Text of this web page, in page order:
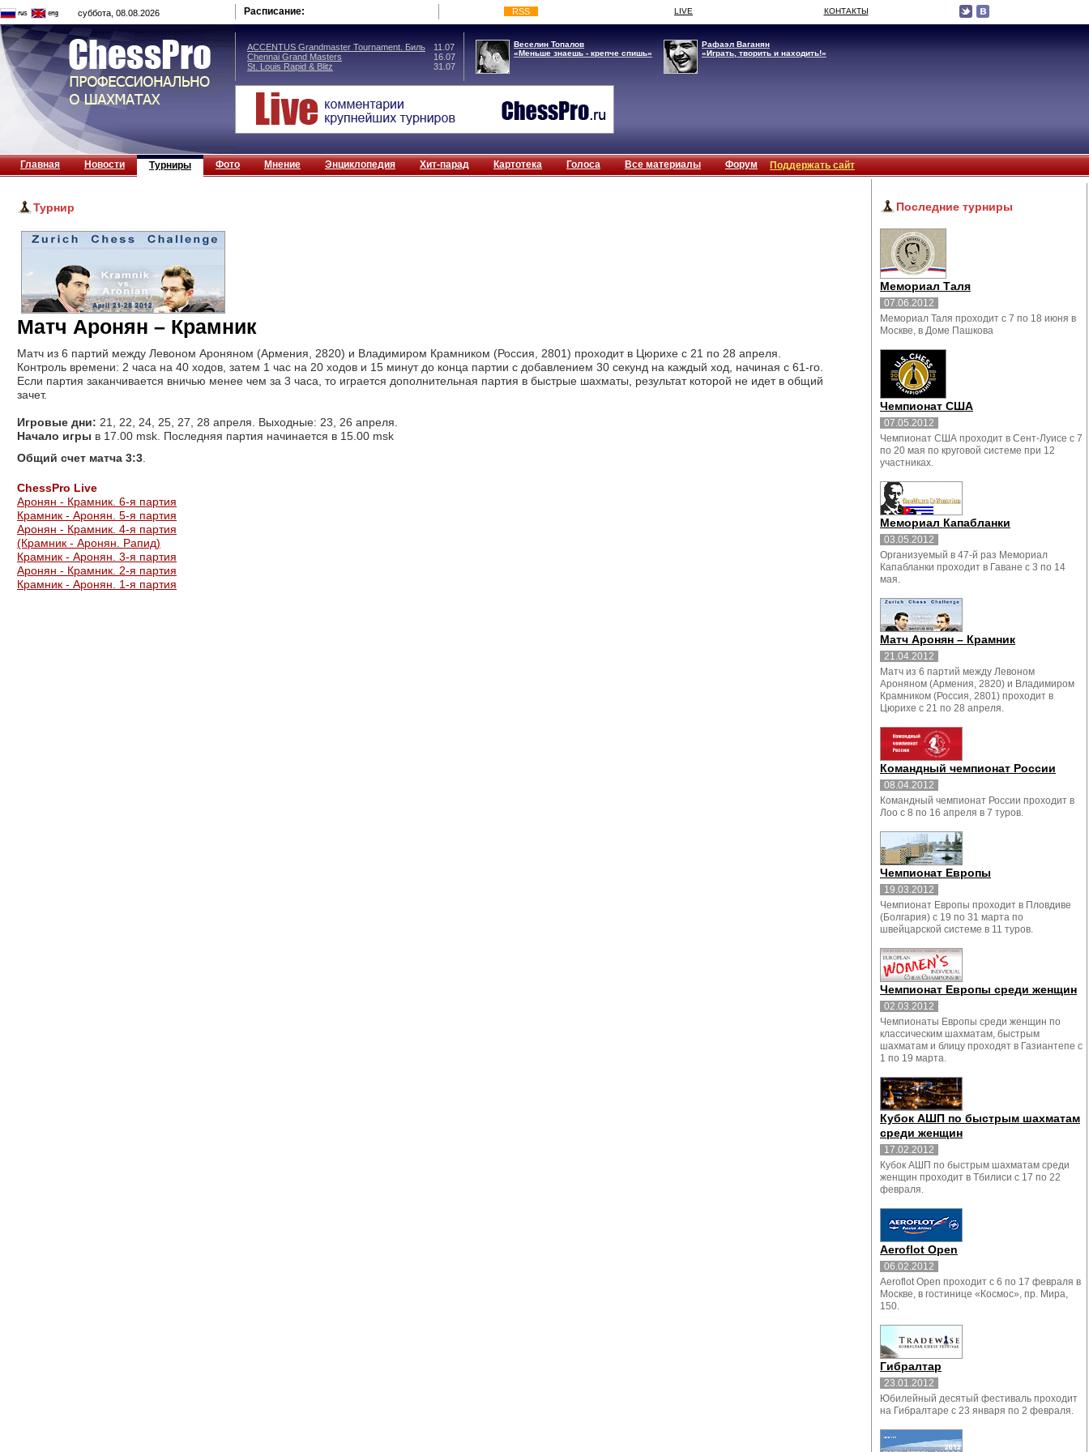
суббота, 08.08.2026 Расписание: RSS LIVE КОНТАКТЫ
ACCENTUS Grandmaster Tournament. Биль
11.07
Chennai Grand Masters
16.07
St. Louis Rapid & Blitz
31.07
Веселин Топалов
«Меньше знаешь - крепче спишь»
Рафаэл Ваганян
«Играть, творить и находить!»
Главная Новости Турниры Фото Мнение Энциклопедия Хит-парад Картотека Голоса Все материалы Форум Поддержать сайт
Турнир
Матч Аронян – Крамник
Матч из 6 партий между Левоном Ароняном (Армения, 2820) и Владимиром Крамником (Россия, 2801) проходит в Цюрихе с 21 по 28 апреля.
Контроль времени: 2 часа на 40 ходов, затем 1 час на 20 ходов и 15 минут до конца партии с добавлением 30 секунд на каждый ход, начиная с 61-го.
Если партия заканчивается вничью менее чем за 3 часа, то играется дополнительная партия в быстрые шахматы, результат которой не идет в общий
зачет.
Игровые дни: 21, 22, 24, 25, 27, 28 апреля. Выходные: 23, 26 апреля.
Начало игры в 17.00 msk. Последняя партия начинается в 15.00 msk
Общий счет матча 3:3
СhessPro Live
Аронян - Крамник. 6-я партия
Крамник - Аронян. 5-я партия
Аронян - Крамник. 4-я партия
(Крамник - Аронян. Рапид)
Крамник - Аронян. 3-я партия
Аронян - Крамник. 2-я партия
Крамник - Аронян. 1-я партия
Последние турниры
Мемориал Таля
07.06.2012
Мемориал Таля проходит с 7 по 18 июня в
Москве, в Доме Пашкова
Чемпионат США
07.05.2012
Чемпионат США проходит в Сент-Луисе с 7
по 20 мая по круговой системе при 12
участниках.
Мемориал Капабланки
03.05.2012
Организуемый в 47-й раз Мемориал
Капабланки проходит в Гаване с 3 по 14
мая.
Матч Аронян – Крамник
21.04.2012
Матч из 6 партий между Левоном
Ароняном (Армения, 2820) и Владимиром
Крамником (Россия, 2801) проходит в
Цюрихе с 21 по 28 апреля.
Командный чемпионат России
08.04.2012
Командный чемпионат России проходит в
Лоо с 8 по 16 апреля в 7 туров.
Чемпионат Европы
19.03.2012
Чемпионат Европы проходит в Пловдиве
(Болгария) с 19 по 31 марта по
швейцарской системе в 11 туров.
Чемпионат Европы среди женщин
02.03.2012
Чемпионаты Европы среди женщин по
классическим шахматам, быстрым
шахматам и блицу проходят в Газиантепе с
1 по 19 марта.
Кубок АШП по быстрым шахматам
среди женщин
17.02.2012
Кубок АШП по быстрым шахматам среди
женщин проходит в Тбилиси с 17 по 22
февраля.
Aeroflot Open
06.02.2012
Aeroflot Open проходит с 6 по 17 февраля в
Москве, в гостинице «Космос», пр. Мира,
150.
Гибралтар
23.01.2012
Юбилейный десятый фестиваль проходит
на Гибралтаре с 23 января по 2 февраля.